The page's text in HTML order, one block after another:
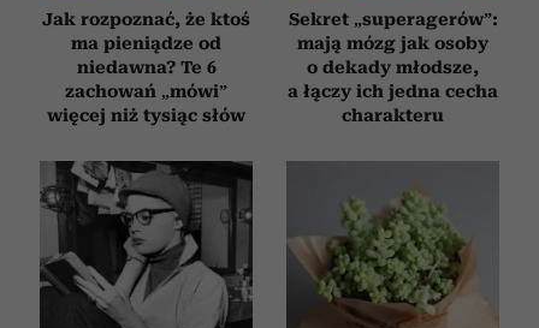
Jak rozpoznać, że ktoś
ma pieniądze od
niedawna? Te 6
zachowań „mówi”
więcej niż tysiąc słów
Sekret „superagerów”:
mają mózg jak osoby
o dekady młodsze,
a łączy ich jedna cecha
charakteru